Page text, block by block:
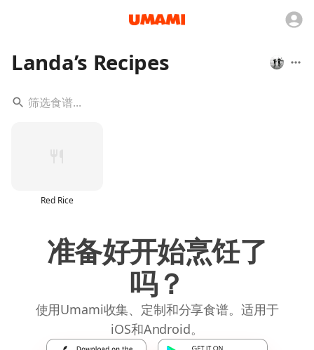
Landa’s Recipes
Red Rice
准备好开始烹饪了
吗？
使用Umami收集、定制和分享食谱。适用于
iOS和Android。